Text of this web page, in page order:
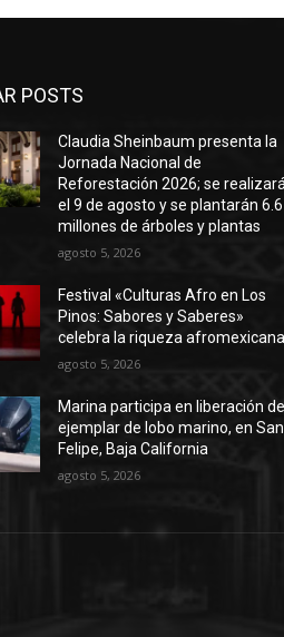
POSTS
Claudia Sheinbaum presenta la
Jornada Nacional de
Reforestación 2026; se realizará
el 9 de agosto y se plantarán 6.6
millones de árboles y plantas
agosto 5, 2026
Festival «Culturas Afro en Los
Pinos: Sabores y Saberes»
celebra la riqueza afromexicana
agosto 5, 2026
Marina participa en liberación de
ejemplar de lobo marino, en San
Felipe, Baja California
agosto 5, 2026